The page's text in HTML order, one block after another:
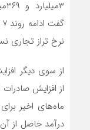
نرخ تراز تجاری
از سوی دیگر
از افزایش
ماه‌های اخیر
درآمد حاصل از